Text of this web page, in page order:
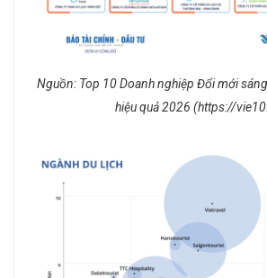
Nguồn: Top 10 Doanh nghiệp Đổi mới
hiệu quả 2026 (https://